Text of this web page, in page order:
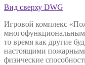
Вид сверху DWG
Игровой комплекс
то время как другие
настоящими
физические